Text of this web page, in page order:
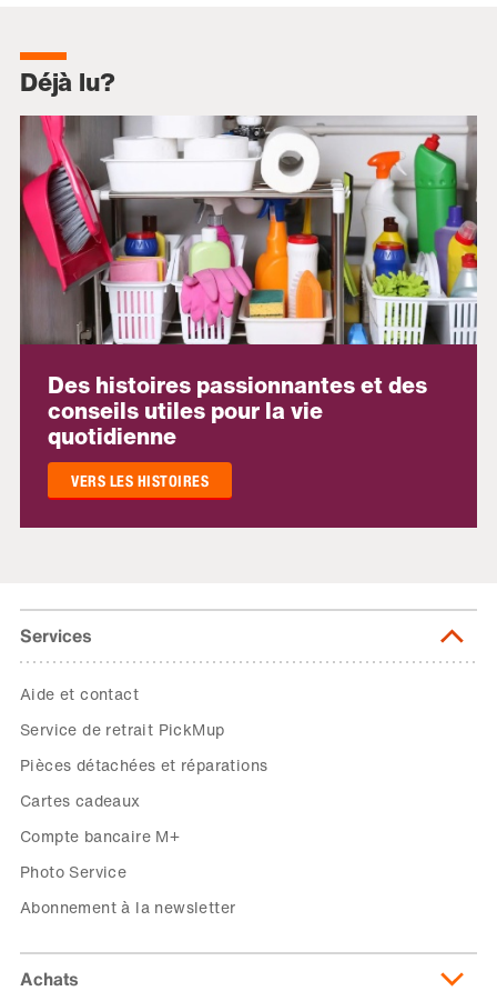
Déjà lu?
Des histoires passionnantes et des
conseils utiles pour la vie
quotidienne
VERS LES HISTOIRES
Services
Aide et contact
Service de retrait PickMup
Pièces détachées et réparations
Cartes cadeaux
Compte bancaire M+
Photo Service
Abonnement à la newsletter
Achats